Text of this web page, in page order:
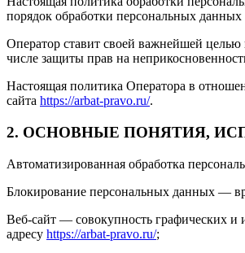
порядок обработки персональных
Оператор ставит своей важнейшей целью
числе защиты прав на
Настоящая политика Оператора в
сайта https://arbat-pravo.ru/.
2. ОСНОВНЫЕ ПОНЯТИЯ,
Автоматизированная обработка
Блокирование персональных данных —
Веб-сайт — совокупность графических
адресу https://arbat-pravo.ru/;